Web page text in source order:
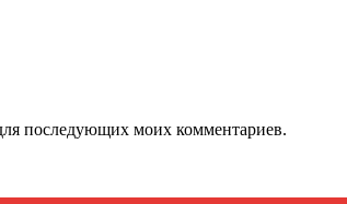
последующих моих комментариев.